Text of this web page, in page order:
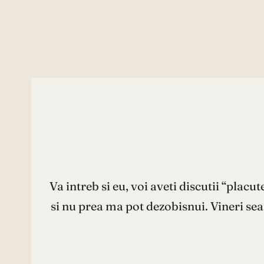
Va intreb si eu, voi aveti discutii
si nu prea ma pot dezobisnui. Vineri